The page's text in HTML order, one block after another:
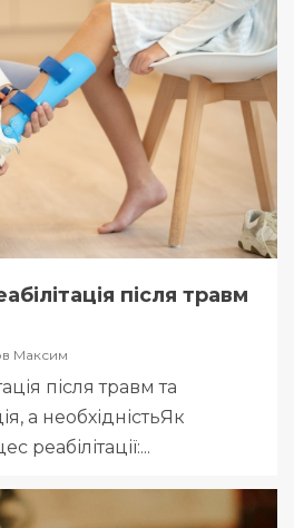
після травм
Максим
після травм та
а необхідністьЯк
реабілітації:...